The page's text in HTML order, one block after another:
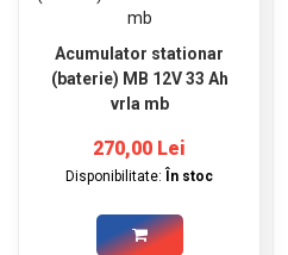
Acumulator stationar
(baterie) MB 12V 33 Ah
vrla mb
270,00 Lei
Disponibilitate: În stoc